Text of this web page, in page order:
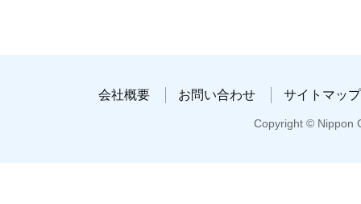
会社概要 お問い合わせ サイトマップ
Copyright © Nippon